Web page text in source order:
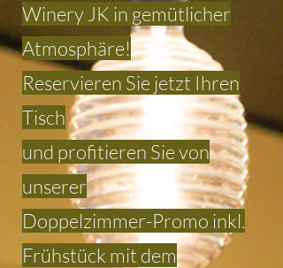
Winery JK in gemütlicher
Atmosphäre!
Reservieren Sie jetzt Ihren
Tisch
und profitieren Sie von
unserer
Doppelzimmer-Promo inkl.
Frühstück mit dem